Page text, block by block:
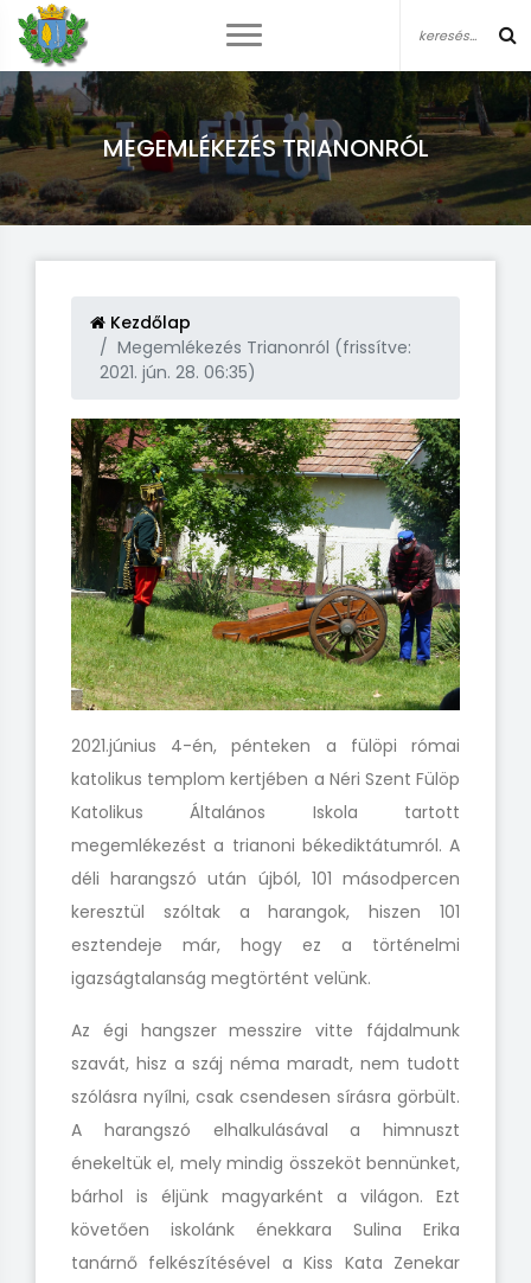
MEGEMLÉKEZÉS TRIANONRÓL
Kezdőlap
Megemlékezés Trianonról (frissítve:
2021. jún. 28. 06:35)
2021.június 4-én, pénteken a fülöpi római
katolikus templom kertjében a Néri Szent Fülöp
Katolikus Általános Iskola tartott
megemlékezést a trianoni békediktátumról. A
déli harangszó után újból, 101 másodpercen
keresztül szóltak a harangok, hiszen 101
esztendeje már, hogy ez a történelmi
igazságtalanság megtörtént velünk.
Az égi hangszer messzire vitte fájdalmunk
szavát, hisz a száj néma maradt, nem tudott
szólásra nyílni, csak csendesen sírásra görbült.
A harangszó elhalkulásával a himnuszt
énekeltük el, mely mindig összeköt bennünket,
bárhol is éljünk magyarként a világon. Ezt
követően iskolánk énekkara Sulina Erika
tanárnő felkészítésével a Kiss Kata Zenekar